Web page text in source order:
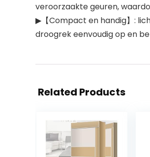
veroorzaakte geuren,
▶【Compact en handig】:
droogrek eenvoudig op en
Related Products